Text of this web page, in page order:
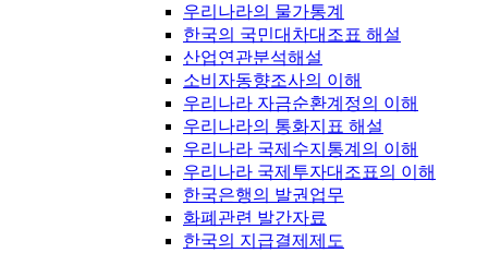
우리나라의 물가통계
한국의 국민대차대조표 해설
산업연관분석해설
소비자동향조사의 이해
우리나라 자금순환계정의 이해
우리나라의 통화지표 해설
우리나라 국제수지통계의 이해
우리나라 국제투자대조표의 이해
한국은행의 발권업무
화폐관련 발간자료
한국의 지급결제제도